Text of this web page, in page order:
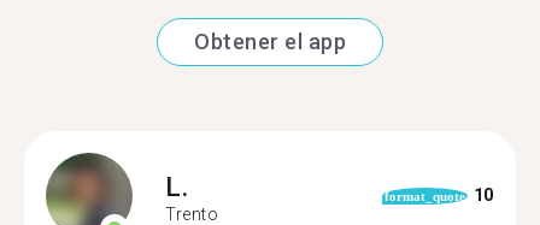
Obtener el app
L.
Trento
format_quote 10